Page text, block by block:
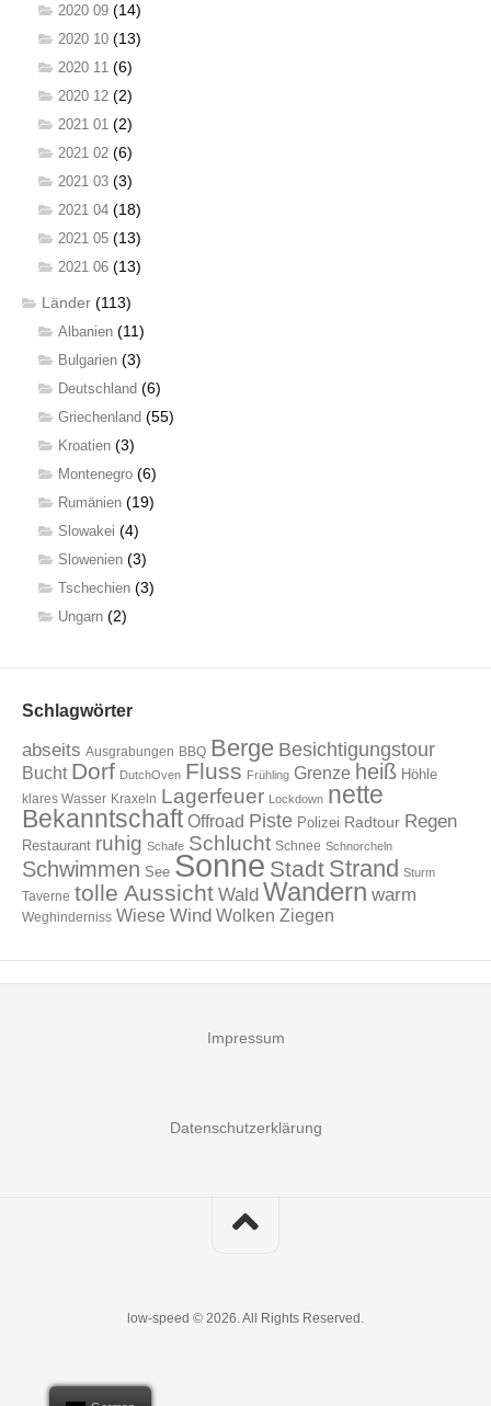
2020 09 (14)
2020 10 (13)
2020 11 (6)
2020 12 (2)
2021 01 (2)
2021 02 (6)
2021 03 (3)
2021 04 (18)
2021 05 (13)
2021 06 (13)
Länder (113)
Albanien (11)
Bulgarien (3)
Deutschland (6)
Griechenland (55)
Kroatien (3)
Montenegro (6)
Rumänien (19)
Slowakei (4)
Slowenien (3)
Tschechien (3)
Ungarn (2)
Schlagwörter
abseits Ausgrabungen BBQ Berge Besichtigungstour
Bucht Dorf DutchOven Fluss Frühling Grenze heiß Höhle
klares Wasser Kraxeln Lagerfeuer Lockdown nette
Bekanntschaft Offroad Piste Polizei Radtour Regen
Restaurant ruhig Schafe Schlucht Schnee Schnorcheln
Schwimmen See Sonne Stadt Strand Sturm
Taverne tolle Aussicht Wald Wandern warm
Weghinderniss Wiese Wind Wolken Ziegen
Impressum
Datenschutzerklärung
low-speed © 2026. All Rights Reserved.